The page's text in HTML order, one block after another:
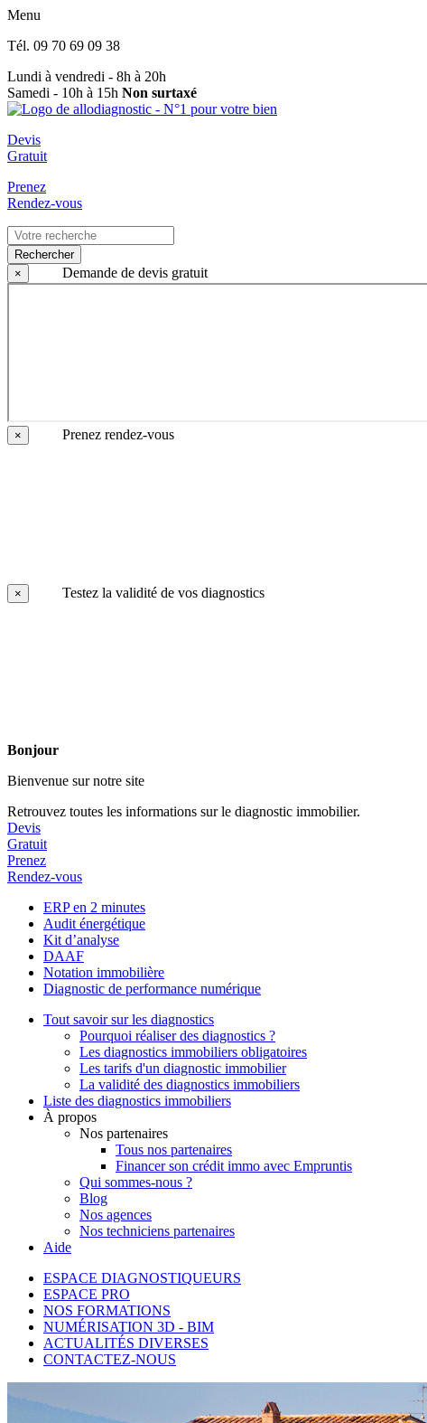
Menu
Tél. 09 70 69 09 38
Lundi à vendredi - 8h à 20h
Samedi - 10h à 15h Non surtaxé
Devis
Gratuit
Prenez
Rendez-vous
Rechercher
×
Demande de devis gratuit
× Prenez rendez-vous
× Testez la validité de vos diagnostics
Bonjour
Bienvenue sur notre site
Retrouvez toutes les informations sur le diagnostic immobilier.
Devis
Gratuit
Prenez
Rendez-vous
ERP en 2 minutes
Audit énergétique
Kit d’analyse
DAAF
Notation immobilière
Diagnostic de performance numérique
Tout savoir sur les diagnostics
Pourquoi réaliser des diagnostics ?
Les diagnostics immobiliers obligatoires
Les tarifs d'un diagnostic immobilier
La validité des diagnostics immobiliers
Liste des diagnostics immobiliers
À propos
Nos partenaires
Tous nos partenaires
Financer son crédit immo avec Empruntis
Qui sommes-nous ?
Blog
Nos agences
Nos techniciens partenaires
Aide
ESPACE DIAGNOSTIQUEURS
ESPACE PRO
NOS FORMATIONS
NUMÉRISATION 3D - BIM
ACTUALITÉS DIVERSES
CONTACTEZ-NOUS